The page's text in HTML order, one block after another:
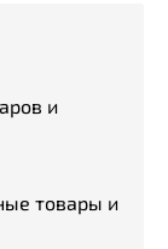
и
товары и